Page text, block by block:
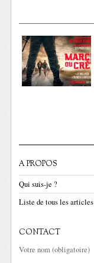
A PROPOS
Qui suis-je ?
Liste de tous les articles
CONTACT
Votre nom (obligatoire)